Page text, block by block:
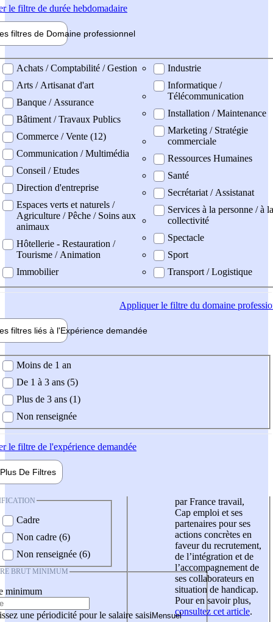
le filtre de durée hebdomadaire
filtres de Domaine professionnel
professionel
Achats / Comptabilité / Gestion
Arts / Artisanat d'art
Banque / Assurance
Bâtiment / Travaux Publics
Commerce / Vente (12)
Communication / Multimédia
Conseil / Etudes
Direction d'entreprise
Espaces verts et naturels /
Agriculture / Pêche / Soins aux
animaux
Hôtellerie - Restauration /
Tourisme / Animation
Immobilier
Industrie
Informatique /
Télécommunication
Installation / Maintenance
Marketing / Stratégie
commerciale
Ressources Humaines
Santé
Secrétariat / Assistanat
Services à la personne / à la
collectivité
Spectacle
Sport
Transport / Logistique
Appliquerle filtre du domaine
filtres liés à l'Expérience demandée
demandée
Moins de 1 an
De 1 à 3 ans (5)
Plus de 3 ans (1)
Non renseignée
le filtre de l'expérience demandée
Plus De Filtres
Cadre
Non cadre (6)
Non renseignée (6)
BRUT MINIMUM
minimum
une périodicité pour le salaire saisi
par France travail,
Cap emploi et ses
partenaires pour ses
actions concrètes en
faveur du recrutement,
de l’intégration et de
l’accompagnement de
ses collaborateurs en
situation de handicap.
Pour en savoir plus,
consultez cet article.